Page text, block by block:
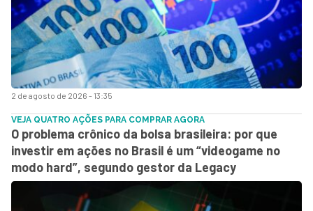
2 de agosto de 2026 - 13:35
VEJA QUATRO AÇÕES PARA COMPRAR AGORA
O problema crônico da bolsa brasileira: por que
investir em ações no Brasil é um “videogame no
modo hard”, segundo gestor da Legacy